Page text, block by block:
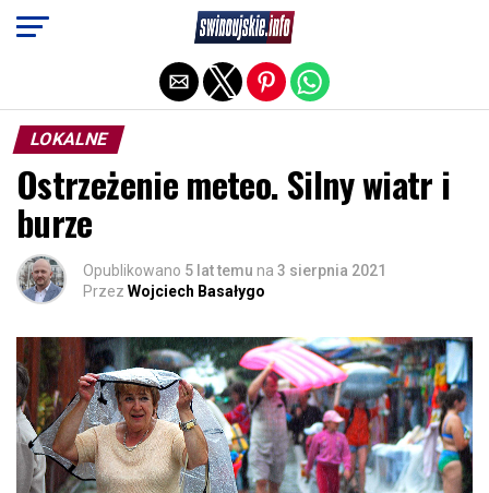
LOKALNE
Ostrzeżenie meteo. Silny wiatr i
burze
Opublikowano 5 lat temu na 3 sierpnia 2021
Przez Wojciech Basałygo
Exit mobile version